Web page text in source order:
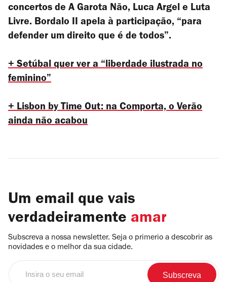
concertos de A Garota Não, Luca Argel e Luta
Livre. Bordalo II apela à participação, “para
defender um direito que é de todos”.
+ Setúbal quer ver a “liberdade ilustrada no
feminino”
+ Lisbon by Time Out: na Comporta, o Verão
ainda não acabou
Um email que vais
verdadeiramente amar
Subscreva a nossa newsletter. Seja o primerio a descobrir as
novidades e o melhor da sua cidade.